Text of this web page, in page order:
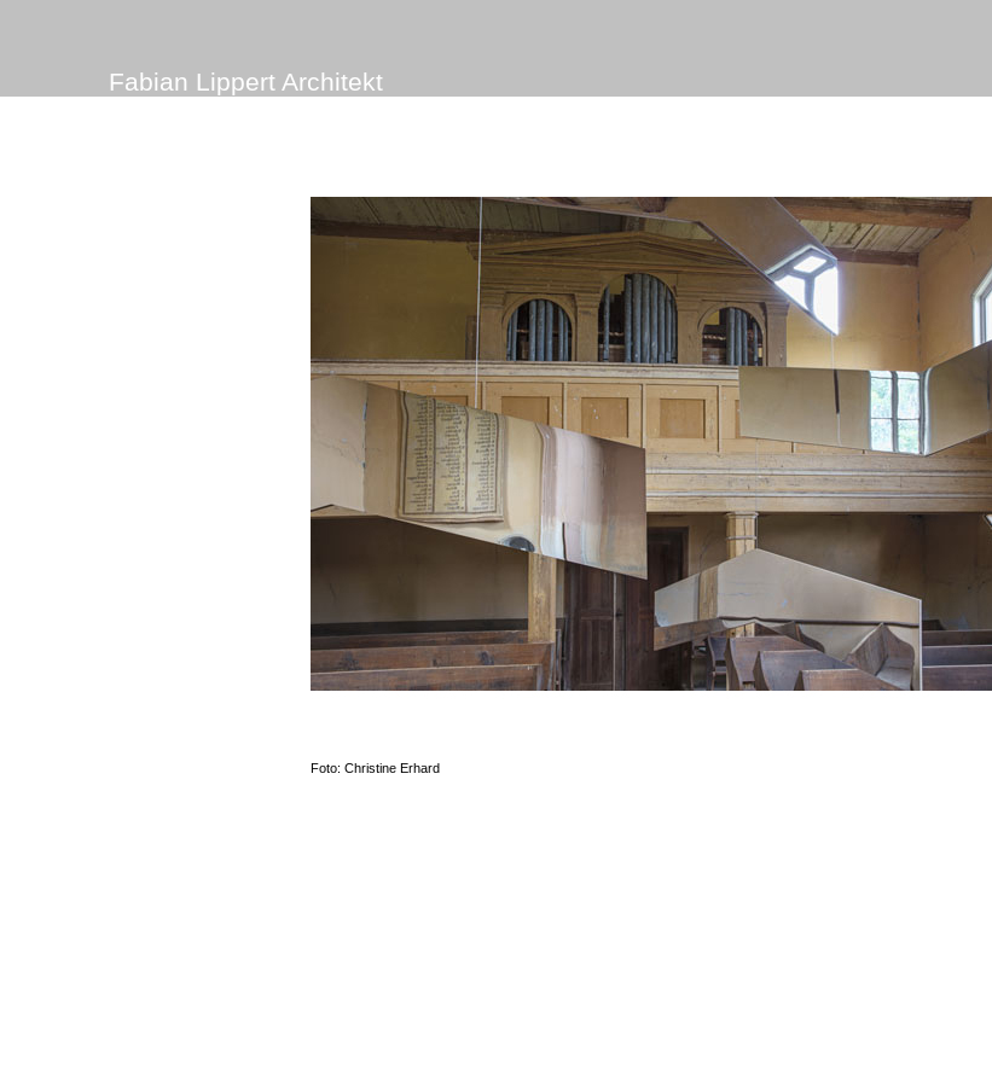
Fabian Lippert Architekt
Foto: Christine Erhard